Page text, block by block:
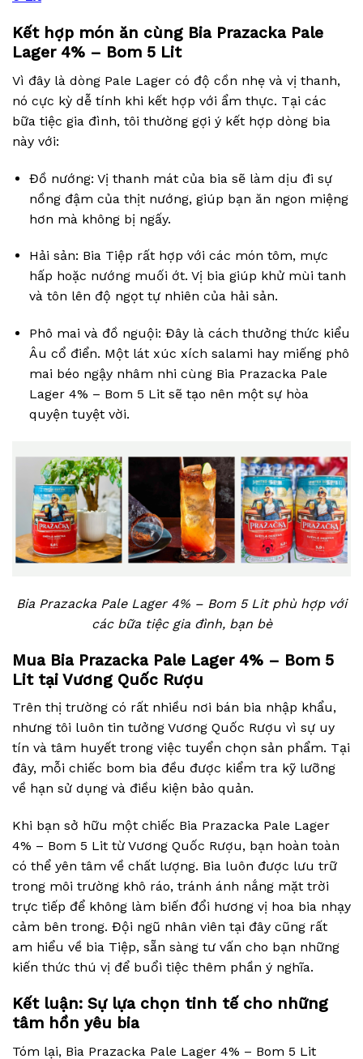
Kết hợp món ăn cùng Bia Prazacka Pale
Lager 4% – Bom 5 Lit
Vì đây là dòng Pale Lager có độ cồn nhẹ và vị thanh,
nó cực kỳ dễ tính khi kết hợp với ẩm thực. Tại các
bữa tiệc gia đình, tôi thường gợi ý kết hợp dòng bia
này với:
Đồ nướng: Vị thanh mát của bia sẽ làm dịu đi sự
nồng đậm của thịt nướng, giúp bạn ăn ngon miệng
hơn mà không bị ngấy.
Hải sản: Bia Tiệp rất hợp với các món tôm, mực
hấp hoặc nướng muối ớt. Vị bia giúp khử mùi tanh
và tôn lên độ ngọt tự nhiên của hải sản.
Phô mai và đồ nguội: Đây là cách thưởng thức kiểu
Âu cổ điển. Một lát xúc xích salami hay miếng phô
mai béo ngậy nhâm nhi cùng Bia Prazacka Pale
Lager 4% – Bom 5 Lit sẽ tạo nên một sự hòa
quyện tuyệt vời.
Bia Prazacka Pale Lager 4% – Bom 5 Lit phù hợp với
các bữa tiệc gia đình, bạn bè
Mua Bia Prazacka Pale Lager 4% – Bom 5
Lit tại Vương Quốc Rượu
Trên thị trường có rất nhiều nơi bán bia nhập khẩu,
nhưng tôi luôn tin tưởng Vương Quốc Rượu vì sự uy
tín và tâm huyết trong việc tuyển chọn sản phẩm. Tại
đây, mỗi chiếc bom bia đều được kiểm tra kỹ lưỡng
về hạn sử dụng và điều kiện bảo quản.
Khi bạn sở hữu một chiếc Bia Prazacka Pale Lager
4% – Bom 5 Lit từ Vương Quốc Rượu, bạn hoàn toàn
có thể yên tâm về chất lượng. Bia luôn được lưu trữ
trong môi trường khô ráo, tránh ánh nắng mặt trời
trực tiếp để không làm biến đổi hương vị hoa bia nhạy
cảm bên trong. Đội ngũ nhân viên tại đây cũng rất
am hiểu về bia Tiệp, sẵn sàng tư vấn cho bạn những
kiến thức thú vị để buổi tiệc thêm phần ý nghĩa.
Kết luận: Sự lựa chọn tinh tế cho những
tâm hồn yêu bia
Tóm lại, Bia Prazacka Pale Lager 4% – Bom 5 Lit